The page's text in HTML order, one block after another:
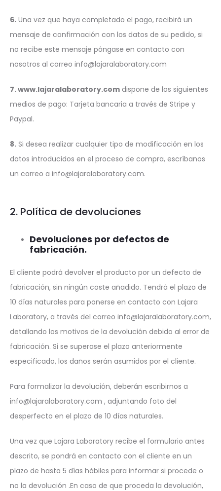
6. Una vez que haya completado el pago, recibirá un
mensaje de confirmación con los datos de su pedido, si
no recibe este mensaje póngase en contacto con
nosotros al correo info@lajaralaboratory.com
7. www.lajaralaboratory.com dispone de los siguientes
medios de pago: Tarjeta bancaria a través de Stripe y
Paypal.
8. Si desea realizar cualquier tipo de modificación en los
datos introducidos en el proceso de compra, escríbanos
un correo a info@lajaralaboratory.com.
2. Política de devoluciones
Devoluciones por defectos de
fabricación.
El cliente podrá devolver el producto por un defecto de
fabricación, sin ningún coste añadido. Tendrá el plazo de
10 días naturales para ponerse en contacto con Lajara
Laboratory, a través del correo info@lajaralaboratory.com,
detallando los motivos de la devolución debido al error de
fabricación. Si se superase el plazo anteriormente
especificado, los daños serán asumidos por el cliente.
Para formalizar la devolución, deberán escribirnos a
info@lajaralaboratory.com , adjuntando foto del
desperfecto en el plazo de 10 días naturales.
Una vez que Lajara Laboratory recibe el formulario antes
descrito, se pondrá en contacto con el cliente en un
plazo de hasta 5 días hábiles para informar si procede o
no la devolución .En caso de que proceda la devolución,